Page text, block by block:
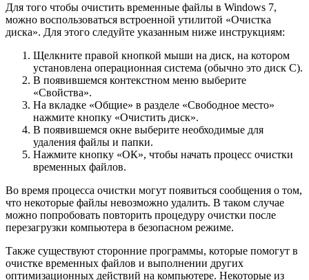
Для того чтобы очистить временные файлы в Windows 7,
можно воспользоваться встроенной утилитой «Очистка
диска». Для этого следуйте указанным ниже инструкциям:
Щелкните правой кнопкой мыши на диск, на котором
установлена операционная система (обычно это диск С).
В появившемся контекстном меню выберите
«Свойства».
На вкладке «Общие» в разделе «Свободное место»
нажмите кнопку «Очистить диск».
В появившемся окне выберите необходимые для
удаления файлы и папки.
Нажмите кнопку «ОК», чтобы начать процесс очистки
временных файлов.
Во время процесса очистки могут появиться сообщения о том,
что некоторые файлы невозможно удалить. В таком случае
можно попробовать повторить процедуру очистки после
перезагрузки компьютера в безопасном режиме.
Также существуют сторонние программы, которые помогут в
очистке временных файлов и выполнении других
оптимизационных действий на компьютере. Некоторые из